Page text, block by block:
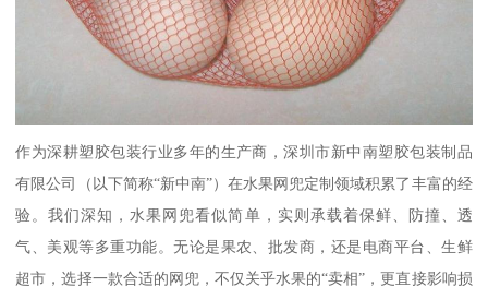
作为深耕塑胶包装行业多年的生产商，深圳市新中南塑胶包装制品
有限公司（以下简称“新中南”）在水果网兜定制领域积累了丰富的经
验。我们深知，水果网兜看似简单，实则承载着保鲜、防撞、透
气、美观等多重功能。无论是果农、批发商，还是电商平台、生鲜
超市，选择一款合适的网兜，不仅关乎水果的“卖相”，更直接影响损